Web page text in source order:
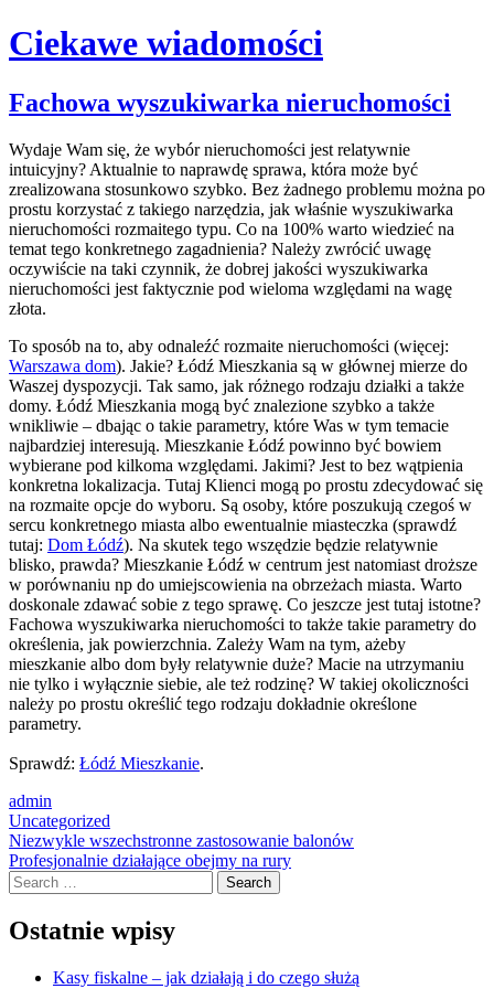
Ciekawe wiadomości
Skip
to
Fachowa wyszukiwarka nieruchomości
Wydaje Wam się, że wybór nieruchomości jest relatywnie
intuicyjny? Aktualnie to naprawdę sprawa, która może być
zrealizowana stosunkowo szybko. Bez żadnego problemu można po
prostu korzystać z takiego narzędzia, jak właśnie wyszukiwarka
nieruchomości rozmaitego typu. Co na 100% warto wiedzieć na
temat tego konkretnego zagadnienia? Należy zwrócić uwagę
oczywiście na taki czynnik, że dobrej jakości wyszukiwarka
nieruchomości jest faktycznie pod wieloma względami na wagę
złota.
To sposób na to, aby odnaleźć rozmaite nieruchomości (więcej:
Warszawa dom). Jakie? Łódź Mieszkania są w głównej mierze do
Waszej dyspozycji. Tak samo, jak różnego rodzaju działki a także
domy. Łódź Mieszkania mogą być znalezione szybko a także
wnikliwie – dbając o takie parametry, które Was w tym temacie
najbardziej interesują. Mieszkanie Łódź powinno być bowiem
wybierane pod kilkoma względami. Jakimi? Jest to bez wątpienia
konkretna lokalizacja. Tutaj Klienci mogą po prostu zdecydować się
na rozmaite opcje do wyboru. Są osoby, które poszukują czegoś w
sercu konkretnego miasta albo ewentualnie miasteczka (sprawdź
tutaj: Dom Łódź). Na skutek tego wszędzie będzie relatywnie
blisko, prawda? Mieszkanie Łódź w centrum jest natomiast droższe
w porównaniu np do umiejscowienia na obrzeżach miasta. Warto
doskonale zdawać sobie z tego sprawę. Co jeszcze jest tutaj istotne?
Fachowa wyszukiwarka nieruchomości to także takie parametry do
określenia, jak powierzchnia. Zależy Wam na tym, ażeby
mieszkanie albo dom były relatywnie duże? Macie na utrzymaniu
nie tylko i wyłącznie siebie, ale też rodzinę? W takiej okoliczności
należy po prostu określić tego rodzaju dokładnie określone
parametry.
Sprawdź: Łódź Mieszkanie.
admin
Uncategorized
Post
navigation
Niezwykle wszechstronne zastosowanie balonów
Profesjonalnie działające obejmy na rury
Search
Ostatnie wpisy
Kasy fiskalne – jak działają i do czego służą